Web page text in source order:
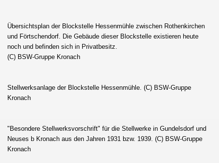
Übersichtsplan der Blockstelle Hessenmühle zwischen Rothenkirchen
und Förtschendorf. Die Gebäude dieser Blockstelle existieren heute
noch und befinden sich in Privatbesitz.
(C) BSW-Gruppe Kronach
Stellwerksanlage der Blockstelle Hessenmühle. (C) BSW-Gruppe
Kronach
"Besondere Stellwerksvorschrift" für die Stellwerke in Gundelsdorf und
Neuses b Kronach aus den Jahren 1931 bzw. 1939. (C) BSW-Gruppe
Kronach